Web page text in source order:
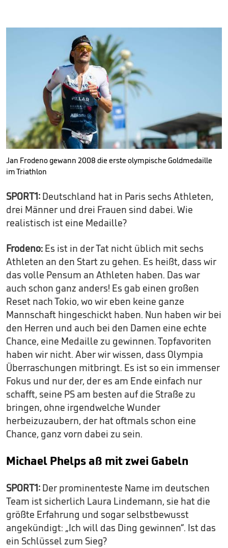
Jan Frodeno gewann 2008 die erste olympische Goldmedaille
im Triathlon
SPORT1: Deutschland hat in Paris sechs Athleten,
drei Männer und drei Frauen sind dabei. Wie
realistisch ist eine Medaille?
Frodeno: Es ist in der Tat nicht üblich mit sechs
Athleten an den Start zu gehen. Es heißt, dass wir
das volle Pensum an Athleten haben. Das war
auch schon ganz anders! Es gab einen großen
Reset nach Tokio, wo wir eben keine ganze
Mannschaft hingeschickt haben. Nun haben wir bei
den Herren und auch bei den Damen eine echte
Chance, eine Medaille zu gewinnen. Topfavoriten
haben wir nicht. Aber wir wissen, dass Olympia
Überraschungen mitbringt. Es ist so ein immenser
Fokus und nur der, der es am Ende einfach nur
schafft, seine PS am besten auf die Straße zu
bringen, ohne irgendwelche Wunder
herbeizuzaubern, der hat oftmals schon eine
Chance, ganz vorn dabei zu sein.
Michael Phelps aß mit zwei Gabeln
SPORT1: Der prominenteste Name im deutschen
Team ist sicherlich Laura Lindemann, sie hat die
größte Erfahrung und sogar selbstbewusst
angekündigt: „Ich will das Ding gewinnen“. Ist das
ein Schlüssel zum Sieg?